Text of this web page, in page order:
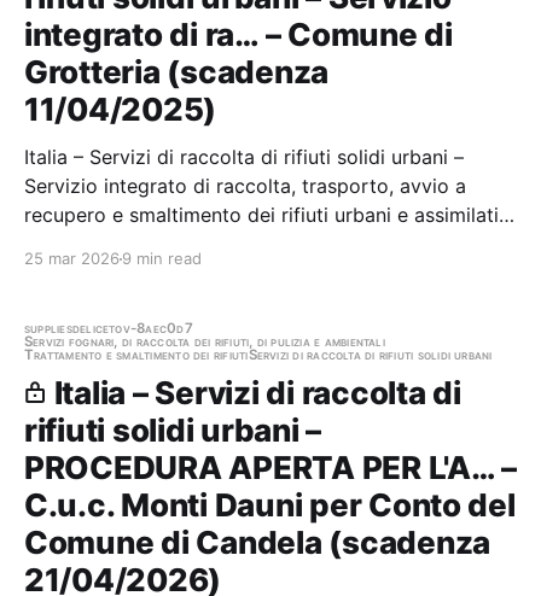
integrato di ra… – Comune di
Grotteria (scadenza
11/04/2025)
Italia – Servizi di raccolta di rifiuti solidi urbani –
Servizio integrato di raccolta, trasporto, avvio a
recupero e smaltimento dei rifiuti urbani e assimilati e
25 mar 2026 9 min read
suppliesdelicetov-8aec0d7
Servizi fognari, di raccolta dei rifiuti, di pulizia e ambientali
Trattamento e smaltimento dei rifiutiServizi di raccolta di rifiuti solidi urbani
Italia – Servizi di raccolta di
rifiuti solidi urbani –
PROCEDURA APERTA PER L'A… –
C.u.c. Monti Dauni per Conto del
Comune di Candela (scadenza
21/04/2026)